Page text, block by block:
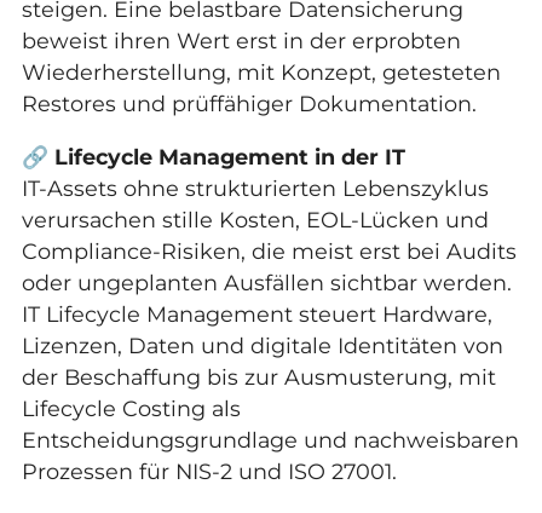
steigen. Eine belastbare Datensicherung
beweist ihren Wert erst in der erprobten
Wiederherstellung, mit Konzept, getesteten
Restores und prüffähiger Dokumentation.
🔗 Lifecycle Management in der IT
IT-Assets ohne strukturierten Lebenszyklus
verursachen stille Kosten, EOL-Lücken und
Compliance-Risiken, die meist erst bei Audits
oder ungeplanten Ausfällen sichtbar werden.
IT Lifecycle Management steuert Hardware,
Lizenzen, Daten und digitale Identitäten von
der Beschaffung bis zur Ausmusterung, mit
Lifecycle Costing als
Entscheidungsgrundlage und nachweisbaren
Prozessen für NIS-2 und ISO 27001.